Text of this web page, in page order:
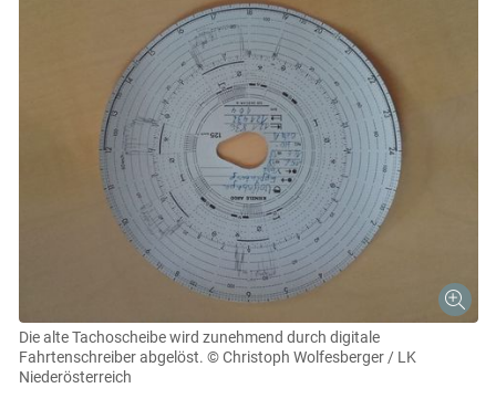
Die alte Tachoscheibe wird zunehmend durch digitale
Fahrtenschreiber abgelöst. © Christoph Wolfesberger / LK
Niederösterreich